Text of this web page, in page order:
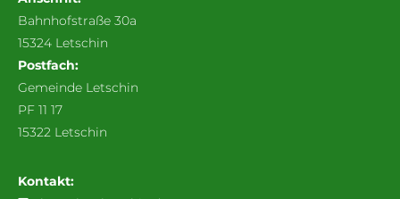
Bahnhofstraße 30a
15324 Letschin
Postfach:
Gemeinde Letschin
PF 11 17
15322 Letschin
Kontakt: